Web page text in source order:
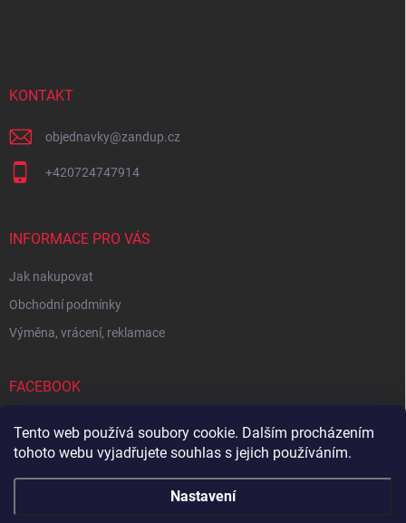
Tento web používá soubory cookie. Dalším procházením
tohoto webu vyjadřujete souhlas s jejich používáním.
Nastavení
KONTAKT
objednavky@zandup.cz
+420724747914
INFORMACE PRO VÁS
Jak nakupovat
Obchodní podmínky
Výměna, vrácení, reklamace
FACEBOOK
Zboží.cz Heureka.cz Sedupa Nejlepší seno.cz